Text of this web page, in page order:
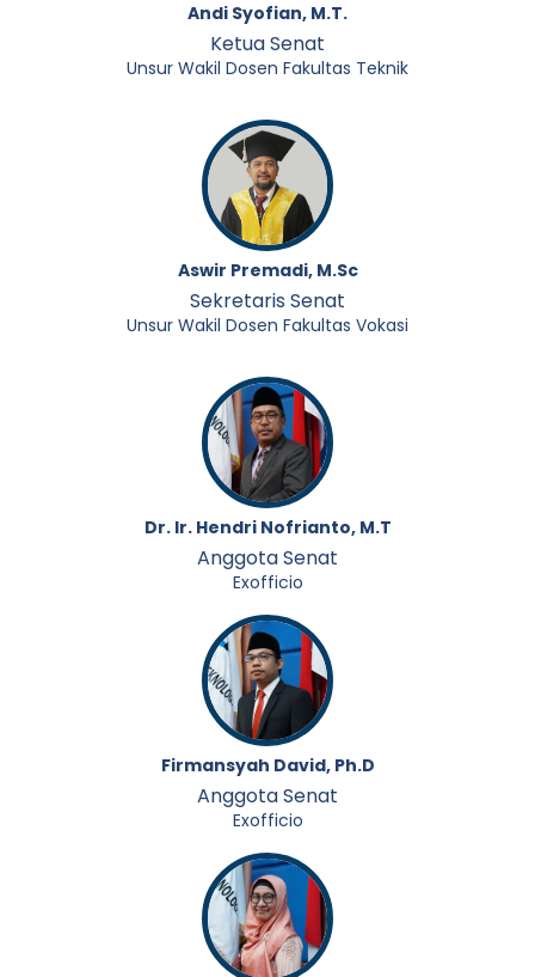
Andi Syofian, M.T.
Ketua Senat
Unsur Wakil Dosen Fakultas Teknik
Aswir Premadi, M.Sc
Sekretaris Senat
Unsur Wakil Dosen Fakultas Vokasi
Dr. Ir. Hendri Nofrianto, M.T
Anggota Senat
Exofficio
Firmansyah David, Ph.D
Anggota Senat
Exofficio